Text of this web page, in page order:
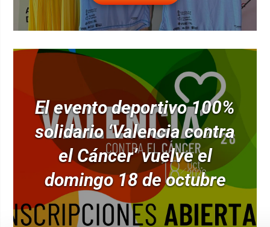
El evento deportivo 100%
solidario ‘Valencia contra
el Cáncer’ vuelve el
domingo 18 de octubre